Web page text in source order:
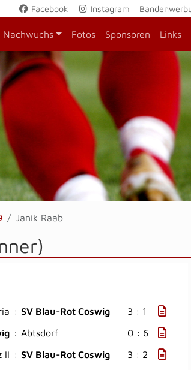
Facebook Instagram
Nachwuchs Fotos Sponsoren Links
Janik Raab
: SV Blau-Rot Coswig
3 : 1
: Abtsdorf
0 : 6
II : SV Blau-Rot Coswig
3 : 2